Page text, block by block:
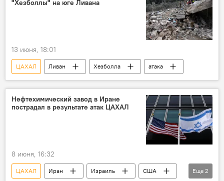
"Хезболлы" на юге Ливана
13 июня, 18:01
ЦАХАЛ Ливан Хезболла атака
Нефтехимический завод в Иране
пострадал в результате атак ЦАХАЛ
8 июня, 16:32
ЦАХАЛ Иран Израиль
США
Еще 2